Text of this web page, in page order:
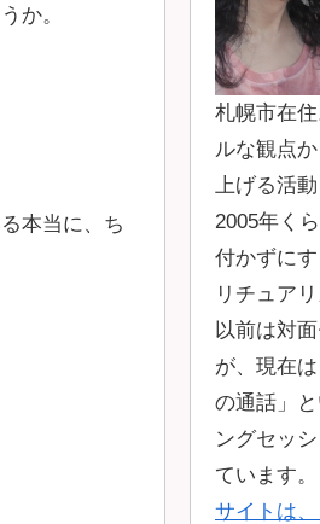
か。
本当に、ち
札幌市在
ルな観点
上げる活動
2005年く
付かずに
リチュア
以前は対
が、現在
の通話」
ングセッ
ています。
サイトは